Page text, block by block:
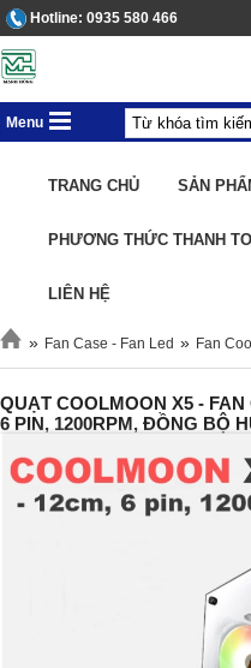
Hotline: 0935 580 466
Menu
TRANG CHỦ SẢN
PHƯƠNG THỨC THANH
LIÊN HỆ
» Fan Case - Fan Led » Fan
QUẠT COOLMOON X5 -
6 PIN, 1200RPM, ĐỒNG BỘ